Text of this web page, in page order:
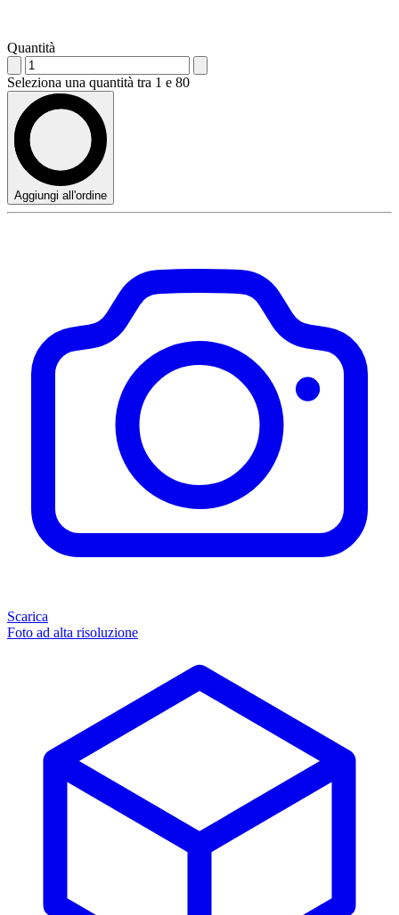
Quantità
Seleziona una quantità tra 1 e 80
Aggiungi all'ordine
Scarica
Foto ad alta risoluzione